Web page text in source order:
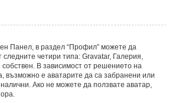
Панел, в раздел “Профил” можете да
следните четири типа: Gravatar, Галерия,
В зависимост от решението на
възможно е аватарите да са забранени или
Ако не можете да ползвате аватар,